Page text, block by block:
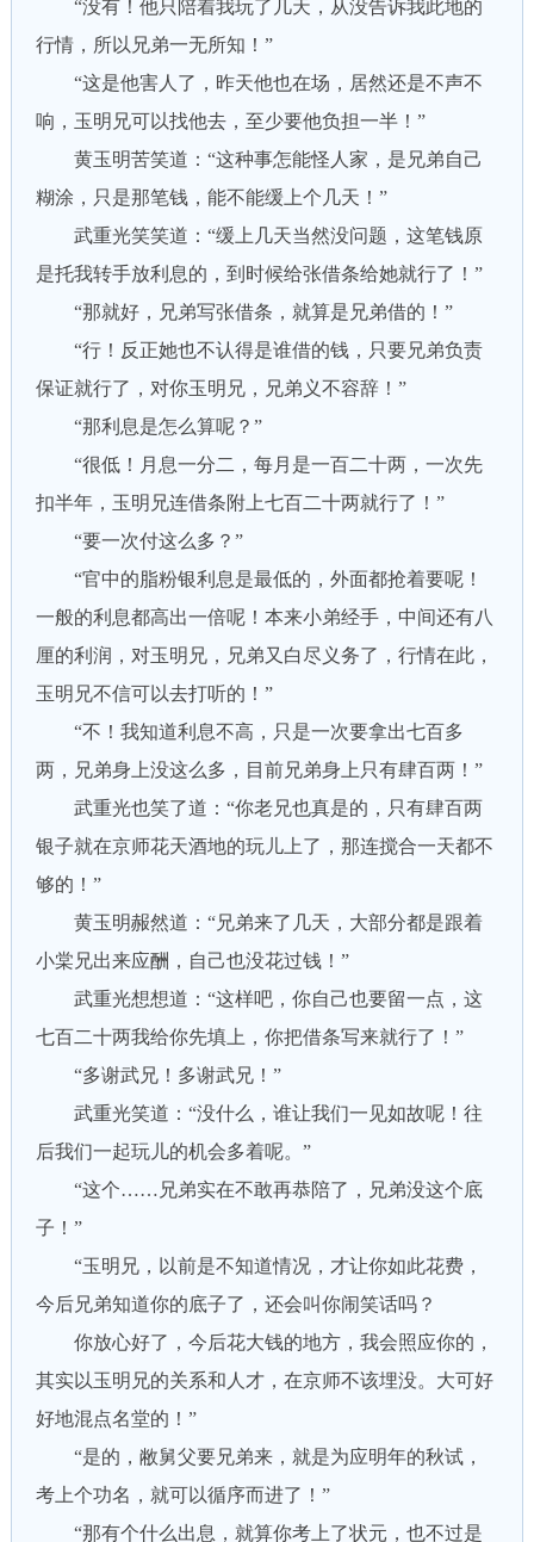
“没有！他只陪着我玩了几天，从没告诉我此地的
行情，所以兄弟一无所知！”
“这是他害人了，昨天他也在场，居然还是不声不
响，玉明兄可以找他去，至少要他负担一半！”
黄玉明苦笑道：“这种事怎能怪人家，是兄弟自己
糊涂，只是那笔钱，能不能缓上个几天！”
武重光笑笑道：“缓上几天当然没问题，这笔钱原
是托我转手放利息的，到时候给张借条给她就行了！”
“那就好，兄弟写张借条，就算是兄弟借的！”
“行！反正她也不认得是谁借的钱，只要兄弟负责
保证就行了，对你玉明兄，兄弟义不容辞！”
“那利息是怎么算呢？”
“很低！月息一分二，每月是一百二十两，一次先
扣半年，玉明兄连借条附上七百二十两就行了！”
“要一次付这么多？”
“官中的脂粉银利息是最低的，外面都抢着要呢！
一般的利息都高出一倍呢！本来小弟经手，中间还有八
厘的利润，对玉明兄，兄弟又白尽义务了，行情在此，
玉明兄不信可以去打听的！”
“不！我知道利息不高，只是一次要拿出七百多
两，兄弟身上没这么多，目前兄弟身上只有肆百两！”
武重光也笑了道：“你老兄也真是的，只有肆百两
银子就在京师花天酒地的玩儿上了，那连搅合一天都不
够的！”
黄玉明赧然道：“兄弟来了几天，大部分都是跟着
小棠兄出来应酬，自己也没花过钱！”
武重光想想道：“这样吧，你自己也要留一点，这
七百二十两我给你先填上，你把借条写来就行了！”
“多谢武兄！多谢武兄！”
武重光笑道：“没什么，谁让我们一见如故呢！往
后我们一起玩儿的机会多着呢。”
“这个……兄弟实在不敢再恭陪了，兄弟没这个底
子！”
“玉明兄，以前是不知道情况，才让你如此花费，
今后兄弟知道你的底子了，还会叫你闹笑话吗？
你放心好了，今后花大钱的地方，我会照应你的，
其实以玉明兄的关系和人才，在京师不该埋没。大可好
好地混点名堂的！”
“是的，敝舅父要兄弟来，就是为应明年的秋试，
考上个功名，就可以循序而进了！”
“那有个什么出息，就算你考上了状元，也不过是